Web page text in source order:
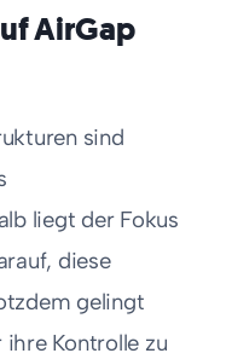
AirGap
sind
liegt der Fokus
diese
gelingt
Kontrolle zu